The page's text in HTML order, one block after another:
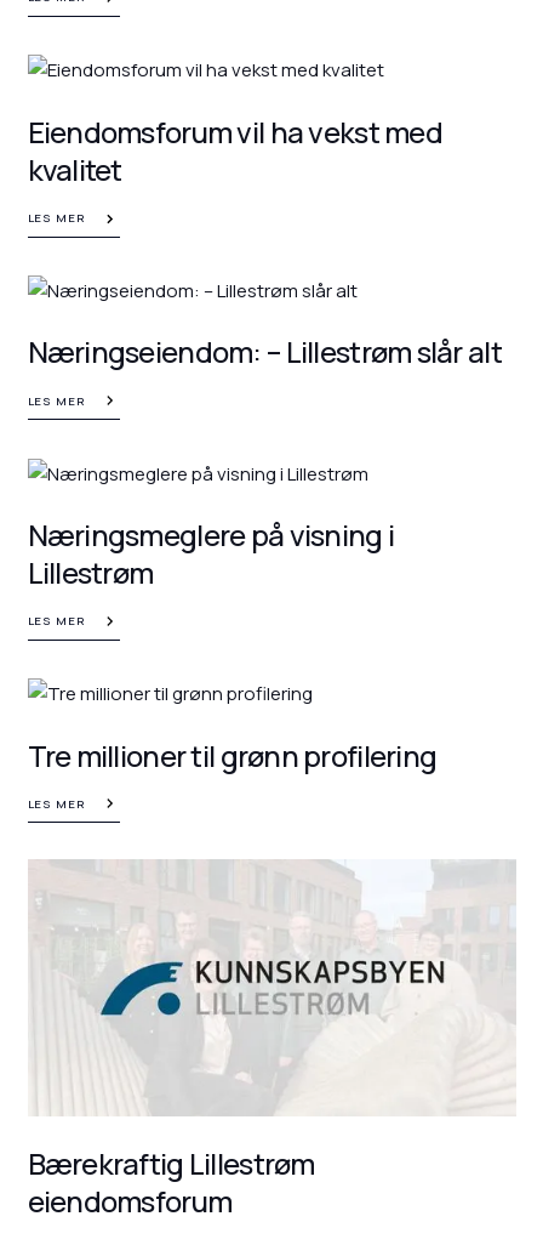
Eiendomsforum vil ha vekst med
kvalitet
LES MER
Næringseiendom: – Lillestrøm slår alt
LES MER
Næringsmeglere på visning i
Lillestrøm
LES MER
Tre millioner til grønn profilering
LES MER
Bærekraftig Lillestrøm
eiendomsforum